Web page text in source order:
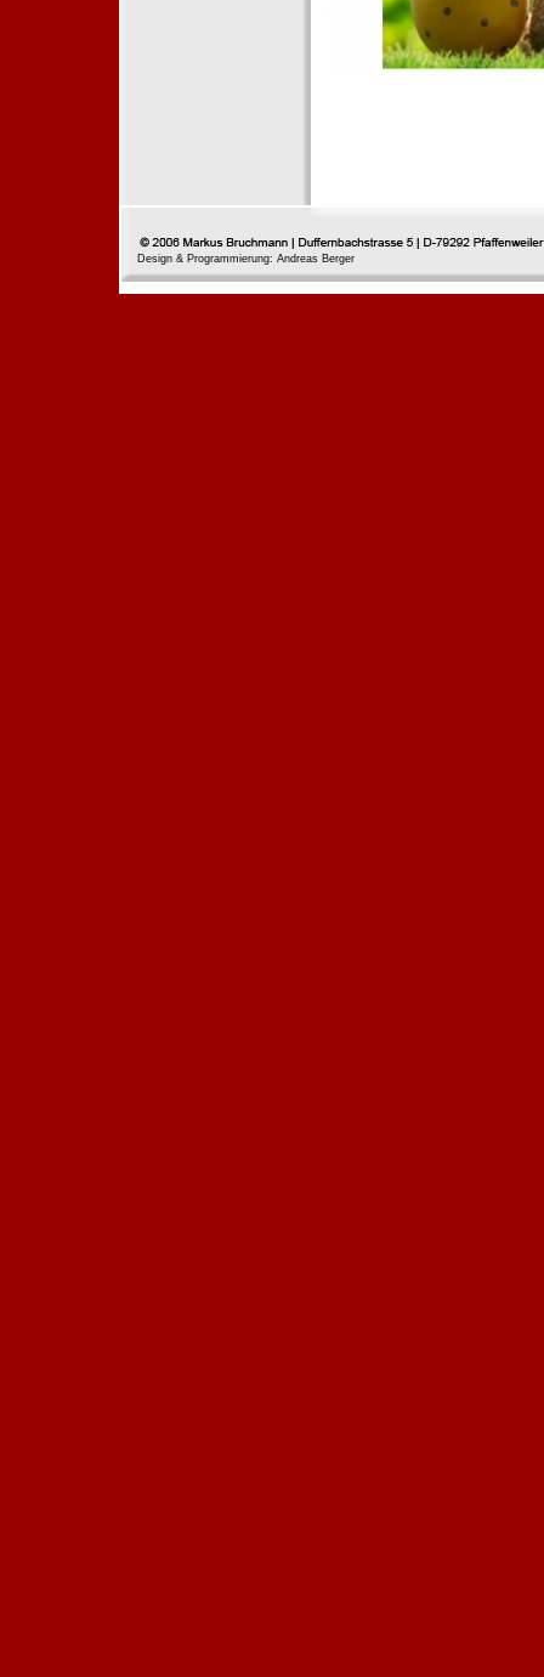
Design & Programmierung: Andreas Berger